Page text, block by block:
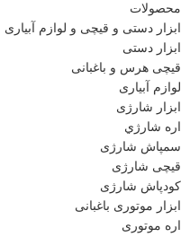
محصولات
ابزار دستی و قیچی و لوازم آبیاری
ابزار دستی
قیچی هرس و باغبانی
لوازم آبیاری
ابزار شارژی
اره شارژي
سمپاش شارژی
قیچی شارژی
کودپاش شارژی
ابزار موتوری باغبانی
اره موتوری